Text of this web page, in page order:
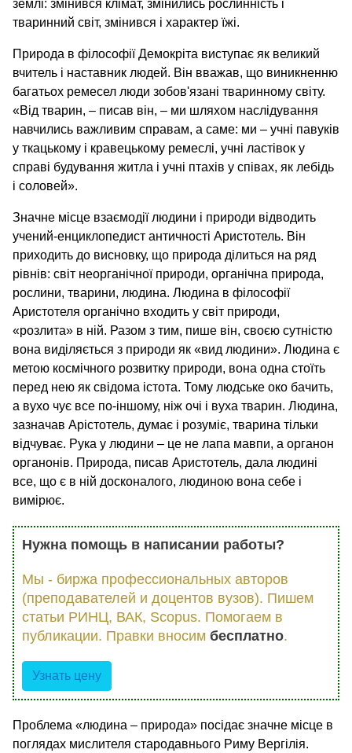
землі: змінився клімат, змінились рослинність і
тваринний світ, змінився і характер їжі.
Природа в філософії Демокріта виступає як великий
вчитель і наставник людей. Він вважав, що виникненню
багатьох ремесел люди зобов'язані тваринному світу.
«Від тварин, – писав він, – ми шляхом наслідування
навчились важливим справам, а саме: ми – учні павуків
у ткацькому і кравецькому ремеслі, учні ластівок у
справі будування житла і учні птахів у співах, як лебідь
і соловей».
Значне місце взаємодії людини і природи відводить
учений-енциклопедист античності Аристотель. Він
приходить до висновку, що природа ділиться на ряд
рівнів: світ неорганічної природи, органічна природа,
рослини, тварини, людина. Людина в філософії
Аристотеля органічно входить у світ природи,
«розлита» в ній. Разом з тим, пише він, своєю сутністю
вона виділяється з природи як «вид людини». Людина є
метою космічного розвитку природи, вона одна стоїть
перед нею як свідома істота. Тому людське око бачить,
а вухо чує все по-іншому, ніж очі і вуха тварин. Людина,
зазначав Арістотель, думає і розуміє, тварина тільки
відчуває. Рука у людини – це не лапа мавпи, а органон
органонів. Природа, писав Аристотель, дала людині
все, що є в ній досконалого, людиною вона себе і
вимірює.
Нужна помощь в написании работы?
Мы - биржа профессиональных авторов
(преподавателей и доцентов вузов). Пишем
статьи РИНЦ, ВАК, Scopus. Помогаем в
публикации. Правки вносим бесплатно.
Узнать цену
Проблема «людина – природа» посідає значне місце в
поглядах мислителя стародавнього Риму Вергілія.